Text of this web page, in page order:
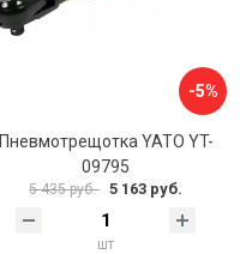
-5%
Пневмотрещотка YATO YT-
09795
5 435 руб. 5 163 руб.
шт